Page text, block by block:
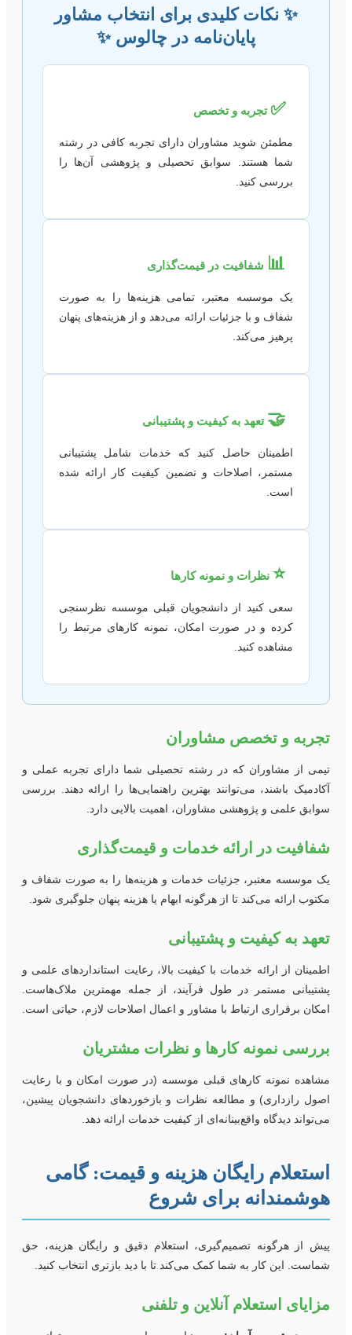
✨ نکات کلیدی برای انتخاب مشاور
پایان‌نامه در چالوس ✨
تجربه و تخصص
مطمئن شوید مشاوران دارای تجربه کافی در رشته
شما هستند. سوابق تحصیلی و پژوهشی آن‌ها را
بررسی کنید.
شفافیت در قیمت‌گذاری
یک موسسه معتبر، تمامی هزینه‌ها را به صورت
شفاف و با جزئیات ارائه می‌دهد و از هزینه‌های پنهان
پرهیز می‌کند.
تعهد به کیفیت و پشتیبانی
اطمینان حاصل کنید که خدمات شامل پشتیبانی
مستمر، اصلاحات و تضمین کیفیت کار ارائه شده
است.
نظرات و نمونه کارها
سعی کنید از دانشجویان قبلی موسسه نظرسنجی
کرده و در صورت امکان، نمونه کارهای مرتبط را
مشاهده کنید.
و تخصص مشاوران
از مشاوران که در رشته تحصیلی شما دارای تجربه عملی و
باشند، می‌توانند بهترین راهنمایی‌ها را ارائه دهند. بررسی
علمی و پژوهشی مشاوران، اهمیت بالایی دارد.
در ارائه خدمات و قیمت‌گذاری
موسسه معتبر، جزئیات خدمات و هزینه‌ها را به صورت شفاف و
ارائه می‌کند تا از هرگونه ابهام یا هزینه پنهان جلوگیری شود.
به کیفیت و پشتیبانی
از ارائه خدمات با کیفیت بالا، رعایت استانداردهای علمی و
مستمر در طول فرآیند، از جمله مهمترین ملاک‌هاست.
برقراری ارتباط با مشاور و اعمال اصلاحات لازم، حیاتی است.
نمونه کارها و نظرات مشتریان
نمونه کارهای قبلی موسسه (در صورت امکان و با رعایت
رازداری) و مطالعه نظرات و بازخوردهای دانشجویان پیشین،
دیدگاه واقع‌بینانه‌ای از کیفیت خدمات ارائه دهد.
رایگان هزینه و قیمت: گامی
برای شروع
از هرگونه تصمیم‌گیری، استعلام دقیق و رایگان هزینه، حق
این کار به شما کمک می‌کند تا با دید بازتری انتخاب کنید.
استعلام آنلاین و تلفنی